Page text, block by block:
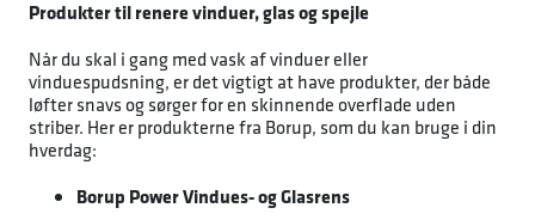
Produkter til renere vinduer, glas og spejle
Når du skal i gang med vask af vinduer eller
vinduespudsning, er det vigtigt at have produkter, der både
løfter snavs og sørger for en skinnende overflade uden
striber. Her er produkterne fra Borup, som du kan bruge i din
hverdag:
Borup Power Vindues- og Glasrens